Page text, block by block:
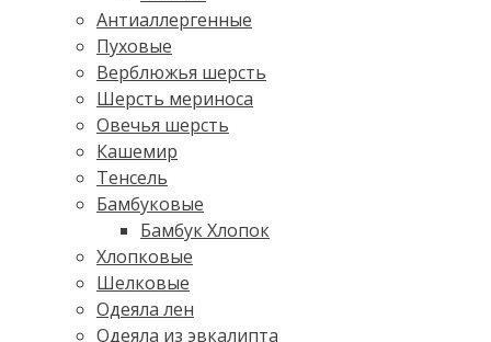
Антиаллергенные
Пуховые
Верблюжья шерсть
Шерсть мериноса
Овечья шерсть
Кашемир
Тенсель
Бамбуковые
Бамбук Хлопок
Хлопковые
Шелковые
Одеяла лен
Одеяла из эвкалипта